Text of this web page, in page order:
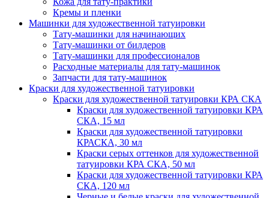
Кремы и пленки
Машинки для художественной татуировки
Тату-машинки для начинающих
Тату-машинки от билдеров
Тату-машинки для профессионалов
Расходные материалы для тату-машинок
Запчасти для тату-машинок
Краски для художественной татуировки
Краски для художественной татуировки КРА СКА
Краски для художественной татуировки КРА
СКА, 15 мл
Краски для художественной татуировки
КРАСКА, 30 мл
Краски серых оттенков для художественной
татуировки КРА СКА, 50 мл
Краски для художественной татуировки КРА
CКА, 120 мл